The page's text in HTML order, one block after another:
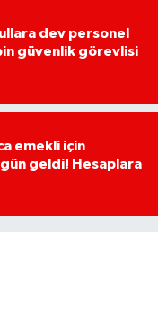
dev personel
güvenlik görevlisi
emekli için
geldi! Hesaplara